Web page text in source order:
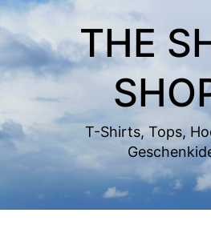
Zum
Inhalt
springen
THE
T-Shirts, Tops,